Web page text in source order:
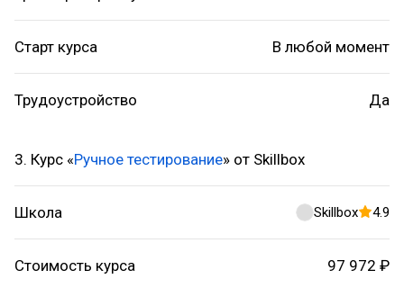
Старт курса В любой момент
Трудоустройство Да
3. Курс «Ручное тестирование» от Skillbox
Школа Skillbox 4.9
Стоимость курса 97 972 ₽